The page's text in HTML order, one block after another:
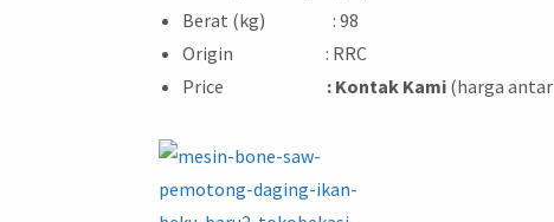
Berat (kg) : 98
Origin : RRC
Price
: Kontak Kami (harga